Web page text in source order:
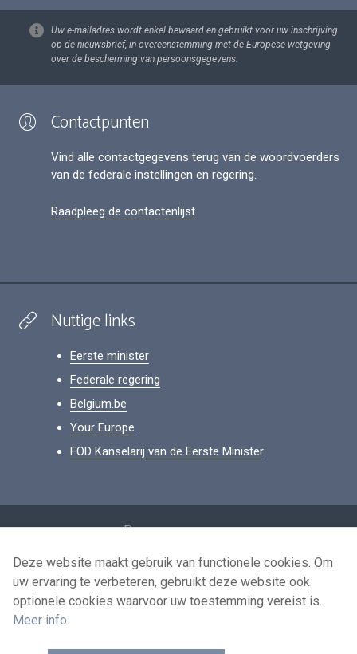
Uw e-mailadres wordt enkel bewaard en gebruikt voor uw inschrijving
op de nieuwsbrief, in overeenstemming met de Europese wetgeving
over de bescherming van persoonsgegevens.
Contactpunten
Vind alle contactgegevens terug van de woordvoerders
van de federale instellingen en regering.
Raadpleeg de contactenlijst
Nuttige links
Eerste minister
Federale regering
Belgium.be
Your Europe
FOD Kanselarij van de Eerste Minister
Persoonsgegevens
Voorwaarden voor het hergebruik
Contacteer ons
Deze website maakt gebruik van functionele cookies. Om
uw ervaring te verbeteren, gebruikt deze website ook
optionele cookies waarvoor uw toestemming vereist is.
Meer info.